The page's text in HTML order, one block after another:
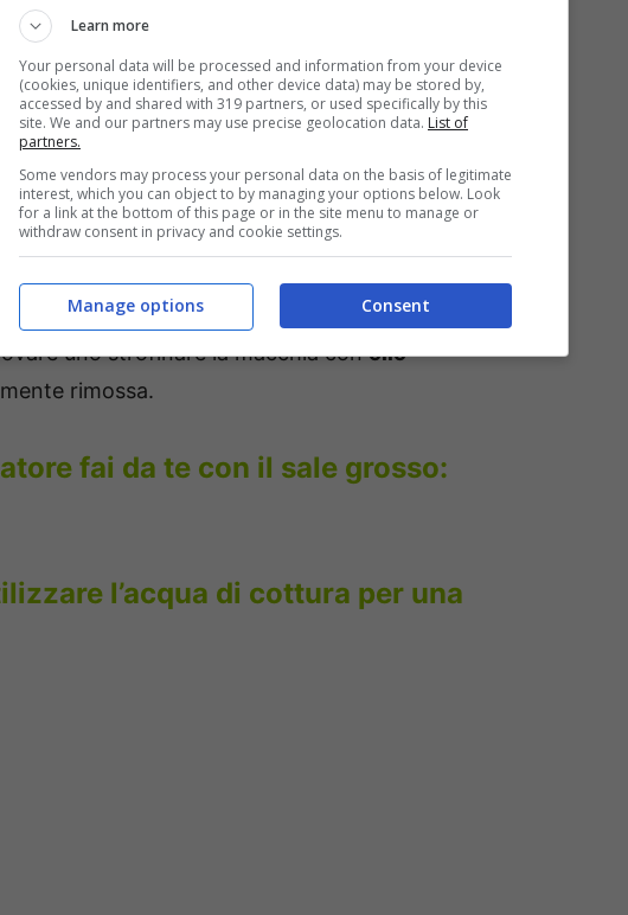
quella che non appena entra in contatto
secondi, tant’è che è impossibile riuscire a
della margarinao lavasellinaper
le unghie.
fare attenzione a non rimuovere insieme
acetonecon il quale andrete ad
toglierete con l’ausilio di una spatola in
uno strofinare la macchia conolio
rimossa.
fai da te con il sale grosso:
l’acqua di cottura per una
Learn more
Your personal data will be processed and information from your device
(cookies, unique identifiers, and other device data) may be stored by,
accessed by and shared with 319 partners, or used specifically by this
site. We and our partners may use precise geolocation data. List of
partners.
Some vendors may process your personal data on the basis of legitimate
interest, which you can object to by managing your options below. Look
for a link at the bottom of this page or in the site menu to manage or
withdraw consent in privacy and cookie settings.
Consent
Manage options